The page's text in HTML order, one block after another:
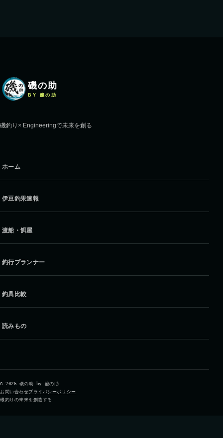
磯の助
BY 籠の助
磯釣り× Engineeringで未来を創る
ホーム
伊豆釣果速報
渡船・餌屋
釣行プランナー
釣具比較
読みもの
© 2026 磯の助 by 籠の助
お問い合わせプライバシーポリシー
磯釣りの未来を創造する